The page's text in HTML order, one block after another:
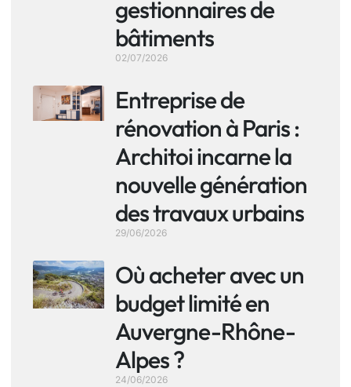
gestionnaires de
bâtiments
02/07/2026
Entreprise de
rénovation à Paris :
Architoi incarne la
nouvelle génération
des travaux urbains
29/06/2026
Où acheter avec un
budget limité en
Auvergne-Rhône-
Alpes ?
24/06/2026